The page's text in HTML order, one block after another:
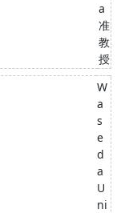
a
准
教
授
W
a
s
e
d
a
U
ni